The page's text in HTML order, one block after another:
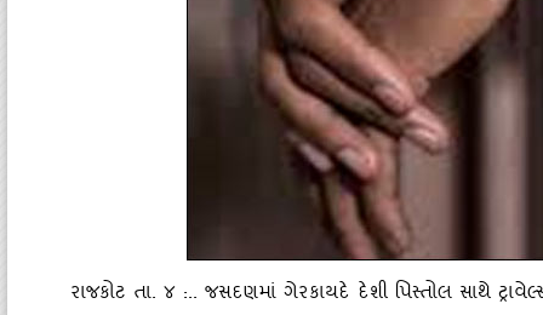
રાજકોટ તા. ૪ :.. જસદણમાં ગેરકાયદે દેશી પિસ્‍તોલ સાથે